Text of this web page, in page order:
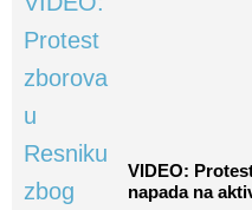
VIDEO:
napada na